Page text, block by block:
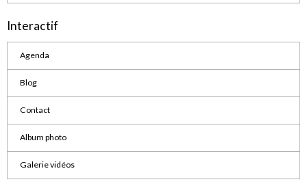
Interactif
Agenda
Blog
Contact
Album photo
Galerie vidéos